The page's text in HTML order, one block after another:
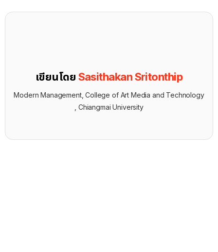
เขียนโดย Sasithakan Sritonthip
Modern Management, College of Art Media and Technology
, Chiangmai University